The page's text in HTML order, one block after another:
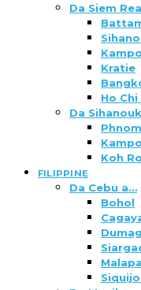
Da Siem
Kratie
Ho
Da
Koh
FILIPPINE
Da Cebu a…
Bohol